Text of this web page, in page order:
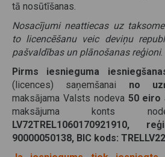
tā nosūtīšanas.
Nosacījumi neattiecas uz
to licencēšanu veic deviņu
pašvaldības un plānošanas reģioni.
Pirms iesnieguma
(licences) saņemšanai no
maksājama Valsts nodeva 50 eiro
maksājuma konts
LV72TREL1060170921910,
90000050138, BIC kods: